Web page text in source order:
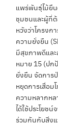
แพร่พันธ์ุไม้ยื
ชุมชนและผู้ที่ต้
หวังว่าโครงก
ความยั่งยืน
มีสุขภาพดีและ
หมาย 15 (ปก
ยั่งยืน จัดการ
หยุดการเสื่อ
ความหลากห
ได้ใช้ประโยช
ร่วมกันกับสิ่ง